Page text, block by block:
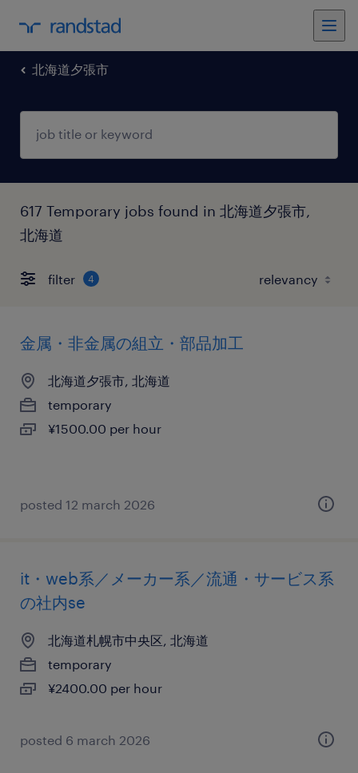
北海道夕張市
617 Temporary jobs found in 北海道夕張市,
北海道
filter 4
金属・非金属の組立・部品加工
北海道夕張市, 北海道
temporary
¥1500.00 per hour
posted 12 march 2026
it・web系／メーカー系／流通・サービス系
の社内se
北海道札幌市中央区, 北海道
temporary
¥2400.00 per hour
posted 6 march 2026